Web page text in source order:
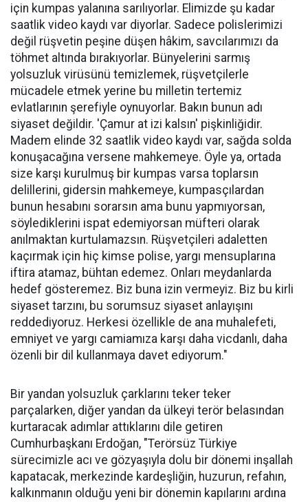
için kumpas yalanına sarılıyorlar. Elimizde şu kadar
saatlik video kaydı var diyorlar. Sadece polislerimizi
değil rüşvetin peşine düşen hâkim, savcılarımızı da
töhmet altında bırakıyorlar. Bünyelerini sarmış
yolsuzluk virüsünü temizlemek, rüşvetçilerle
mücadele etmek yerine bu milletin tertemiz
evlatlarının şerefiyle oynuyorlar. Bakın bunun adı
siyaset değildir. 'Çamur at izi kalsın' pişkinliğidir.
Madem elinde 32 saatlik video kaydı var, sağda solda
konuşacağına versene mahkemeye. Öyle ya, ortada
size karşı kurulmuş bir kumpas varsa toplarsın
delillerini, gidersin mahkemeye, kumpasçılardan
bunun hesabını sorarsın ama bunu yapmıyorsan,
söylediklerini ispat edemiyorsan müfteri olarak
anılmaktan kurtulamazsın. Rüşvetçileri adaletten
kaçırmak için hiç kimse polise, yargı mensuplarına
iftira atamaz, bühtan edemez. Onları meydanlarda
hedef gösteremez. Biz buna izin vermeyiz. Biz bu kirli
siyaset tarzını, bu sorumsuz siyaset anlayışını
reddediyoruz. Herkesi özellikle de ana muhalefeti,
emniyet ve yargı camiamıza karşı daha vicdanlı, daha
özenli bir dil kullanmaya davet ediyorum."
Bir yandan yolsuzluk çarklarını teker teker
parçalarken, diğer yandan da ülkeyi terör belasından
kurtaracak adımlar attıklarını dile getiren
Cumhurbaşkanı Erdoğan, "Terörsüz Türkiye
sürecimizle acı ve gözyaşıyla dolu bir dönemi inşallah
kapatacak, merkezinde kardeşliğin, huzurun, refahın,
kalkınmanın olduğu yeni bir dönemin kapılarını ardına